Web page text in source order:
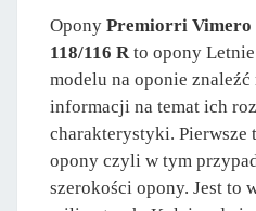
Opony Premiorri Vimero
118/116 R to opony
modelu na oponie
informacji na temat ich
charakterystyki.
opony czyli w tym
szerokości opony. Jest to